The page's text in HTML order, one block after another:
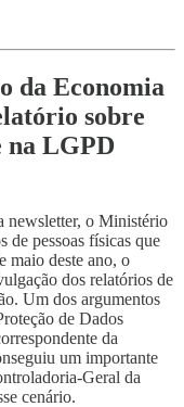
da Economia
sobre
na LGPD
newsletter, o Ministério
de pessoas físicas que
maio deste ano, o
dos relatórios de
Um dos argumentos
de Dados
da
um importante
Geral da
cenário.